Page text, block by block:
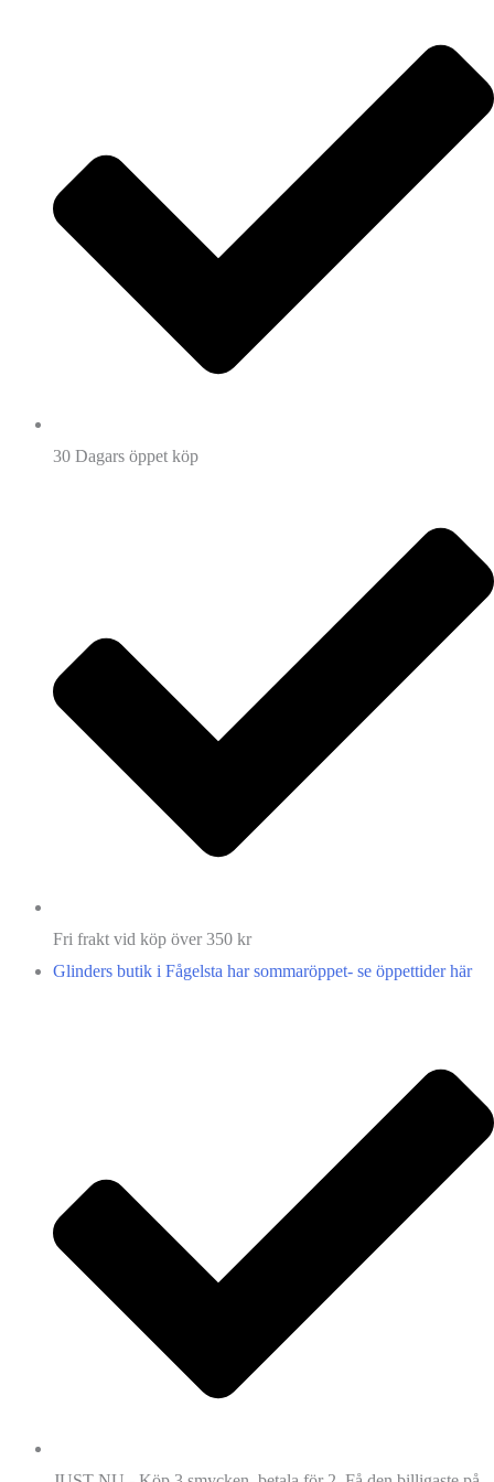
30 Dagars öppet köp
Fri frakt vid köp över 350 kr
Glinders butik i Fågelsta har sommaröppet- se öppettider här